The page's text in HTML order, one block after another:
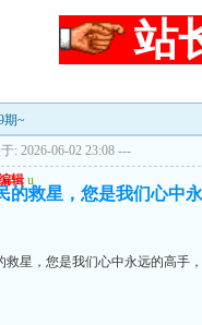
站
期~
: 2026-06-02 23:08 ---
辑 u
的救星，您是我们心中
救星，您是我们心中永远的高手